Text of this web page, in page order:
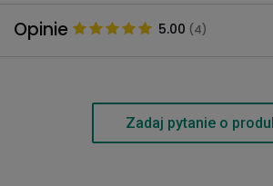
Opinie 5.00 (4)
Zadaj pytanie o